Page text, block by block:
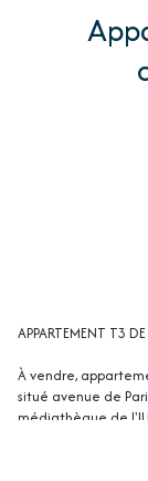
APPARTEMENT T3
À vendre,
situé avenue de
médiathèque de